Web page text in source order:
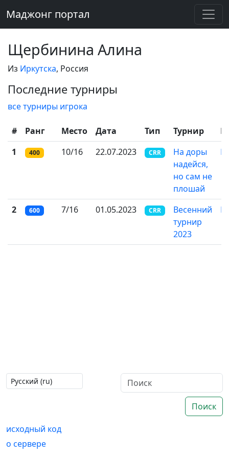
Маджонг портал
Щербинина Алина
Из Иркутска, Россия
Последние турниры
все турниры игрока
# Ранг Место Дата Тип Турнир
1
400 10/16 22.07.2023 CRR
На доры
надейся,
но сам не
плошай
2 600 7/16 01.05.2023 CRR
Весенний
турнир
2023
Поиск
исходный код
о сервере